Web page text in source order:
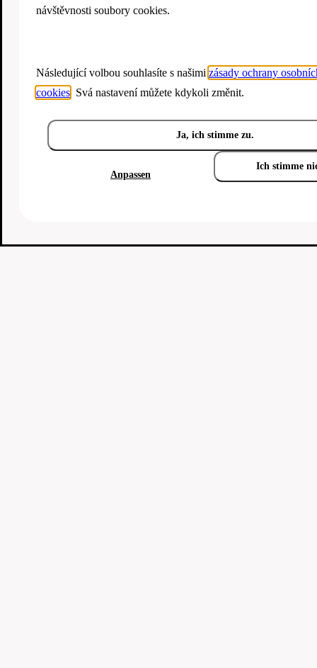
návštěvnosti soubory cookies.
Následující volbou souhlasíte s našimi zásady ochrany
cookies . Svá nastavení můžete kdykoli změnit.
Ja, ich stimme zu.
Anpassen
Ich stimme